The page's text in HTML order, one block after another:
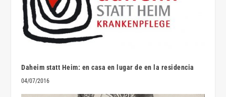
Daheim statt Heim: en casa en lugar de en la residencia
04/07/2016